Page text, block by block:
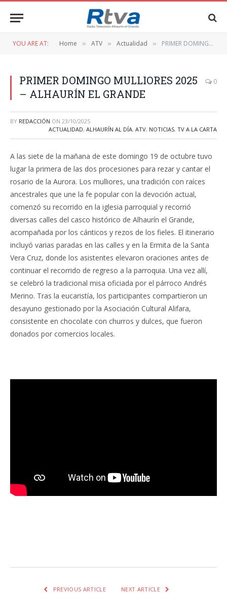
YOU ARE AT: Home » ATV » Actualidad » PRIMER DOMINGO MULLIORES 2025 – ALHAURÍN EL GRANDE
PRIMER DOMINGO MULLIORES 2025
– ALHAURÍN EL GRANDE
0
BY REDACCIÓN ON 23/10/2025
ACTUALIDAD, ALHAURÍN AL DÍA, ATV, NOTICIAS, TV A LA CARTA
A las siete de la mañana de este domingo 19 de octubre tuvo
lugar la primera de las dos procesiones para rezar y cantar el
rosario de la Aurora. Los mulliores, una tradición con raíces
ancestrales que une la fe popular con la devoción actual,
comenzó su recorrido en la iglesia parroquial y recorrió
diversas calles del casco histórico de Alhaurín el Grande,
acompañada por los cánticos y rezos de los fieles. El itinerario
incluyó varias paradas en las calles y en la Ermita de la Santa
Vera Cruz, donde los asistentes elevaron oraciones antes de
continuar el recorrido de regreso a la parroquia. Una vez allí,
se celebró la tradicional misa oficiada por el párroco Andrés
Merino. Tras la eucaristía, los participantes compartieron un
desayuno gestionado por la Asociación Cultural Alifara,
consistente en chocolate con churros y dulces, que fueron
donados por comercios locales.
PREVIOUS ARTICLE NEXT ARTICLE